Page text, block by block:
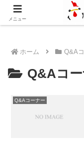
人生の奇
ホーム Q&A
Q&Aコ
Q&Aコーナー
メニュー